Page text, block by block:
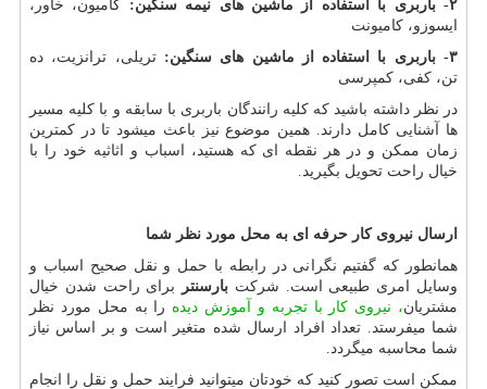
۲-
باربری با استفاده از ماشین های نیمه سنگین: کامیون، خاور،
ایسوزو، کامیونت
۳-
باربری با استفاده از ماشین های سنگین: تریلی، ترانزیت، ده
تن، کفی، کمپرسی
در نظر داشته باشید که کلیه رانندگان باربری با سابقه و با کلیه مسیر
ها آشنایی کامل دارند. همین موضوع نیز باعث میشود تا در کمترین
زمان ممکن و در هر نقطه ای که هستید، اسباب و اثاثیه خود را با
خیال راحت تحویل بگیرید.
ارسال نیروی کار حرفه ای به محل مورد نظر شما
همانطور که گفتیم نگرانی در رابطه با حمل و نقل صحیح اسباب و
وسایل امری طبیعی است. شرکت بارسنتر برای راحت شدن خیال
مشتریان، نیروی کار با تجربه و آموزش دیده را به محل مورد نظر
شما میفرستد. تعداد افراد ارسال شده متغیر است و بر اساس نیاز
شما محاسبه میگردد.
ممکن است تصور کنید که خودتان میتوانید فرایند حمل و نقل را انجام